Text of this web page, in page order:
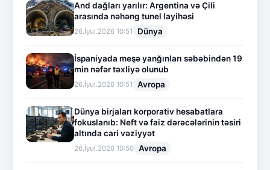
And dağları yarılır: Argentina və Çili
arasında nəhəng tunel layihəsi
26.İyul.2026 10:51 Dünya
İspaniyada meşə yanğınları səbəbindən 19
min nəfər təxliyə olunub
26.İyul.2026 10:51 Avropa
Dünya birjaları korporativ hesabatlara
fokuslanıb: Neft və faiz dərəcələrinin təsiri
altında cari vəziyyət
26.İyul.2026 10:50 Avropa